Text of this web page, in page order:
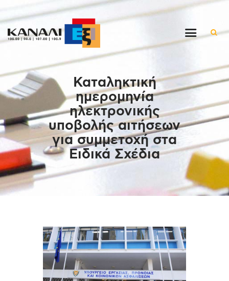
Καταληκτική
ημερομηνία
ηλεκτρονικής
υποβολής αιτήσεων
για συμμετοχή στα
Ειδικά Σχέδια
Αρχική
Εκπομπές
Στον ρυθμό της μέρας
Ένθετα
Διαγωνισμοί/Live Links
Ποιοι είμαστε
Επικοινωνία